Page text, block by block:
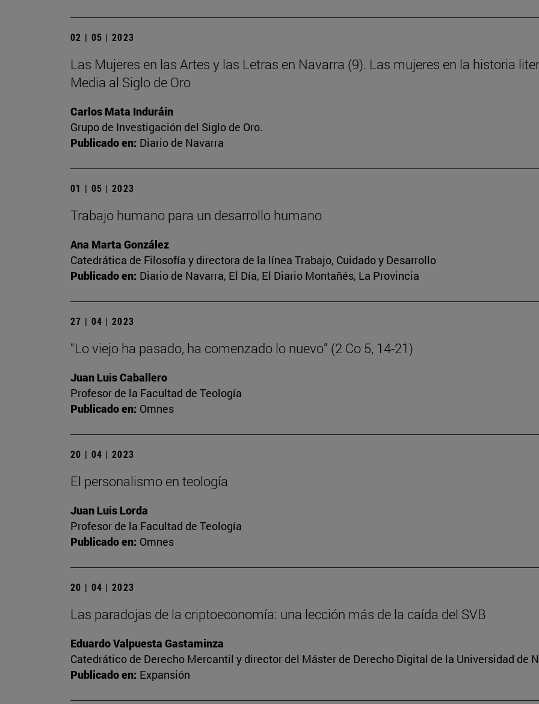
02 | 05 | 2023
Las Mujeres en las Artes y las Letras en Navarra (9). Las mujeres en la historia
Media al Siglo de Oro
Carlos Mata Induráin
Grupo de Investigación del Siglo de Oro.
Publicado en: Diario de Navarra
01 | 05 | 2023
Trabajo humano para un desarrollo humano
Ana Marta González
Catedrática de Filosofía y directora de la línea Trabajo, Cuidado y Desarrollo
Publicado en: Diario de Navarra, El Día, El Diario Montañés, La Provincia
27 | 04 | 2023
“Lo viejo ha pasado, ha comenzado lo nuevo” (2 Co 5, 14-21)
Juan Luis Caballero
Profesor de la Facultad de Teología
Publicado en: Omnes
20 | 04 | 2023
El personalismo en teología
Juan Luis Lorda
Profesor de la Facultad de Teología
Publicado en: Omnes
20 | 04 | 2023
Las paradojas de la criptoeconomía: una lección más de la caída del SVB
Eduardo Valpuesta Gastaminza
Catedrático de Derecho Mercantil y director del Máster de Derecho Digital de la Universidad de
Publicado en: Expansión